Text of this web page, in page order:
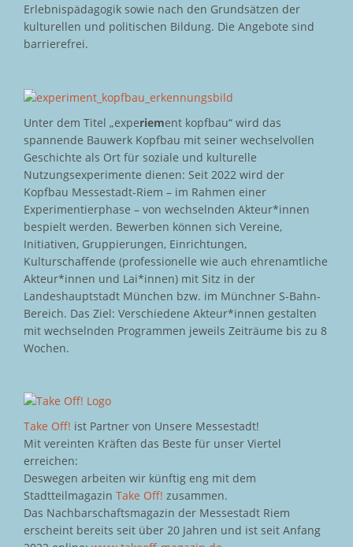
Erlebnispädagogik sowie nach den Grundsätzen der
kulturellen und politischen Bildung. Die Angebote sind
barrierefrei.
Unter dem Titel „experiement kopfbau“ wird das
spannende Bauwerk Kopfbau mit seiner wechselvollen
Geschichte als Ort für soziale und kulturelle
Nutzungsexperimente dienen: Seit 2022 wird der
Kopfbau Messestadt-Riem – im Rahmen einer
Experimentierphase – von wechselnden Akteur*innen
bespielt werden. Bewerben können sich Vereine,
Initiativen, Gruppierungen, Einrichtungen,
Kulturschaffende (professionelle wie auch ehrenamtliche
Akteur*innen und Lai*innen) mit Sitz in der
Landeshauptstadt München bzw. im Münchner S-Bahn-
Bereich. Das Ziel: Verschiedene Akteur*innen gestalten
mit wechselnden Programmen jeweils Zeiträume bis zu 8
Wochen.
Take Off! ist Partner von Unsere Messestadt!
Mit vereinten Kräften das Beste für unser Viertel
erreichen:
Deswegen arbeiten wir künftig eng mit dem
Stadtteilmagazin Take Off! zusammen.
Das Nachbarschaftsmagazin der Messestadt Riem
erscheint bereits seit über 20 Jahren und ist seit Anfang